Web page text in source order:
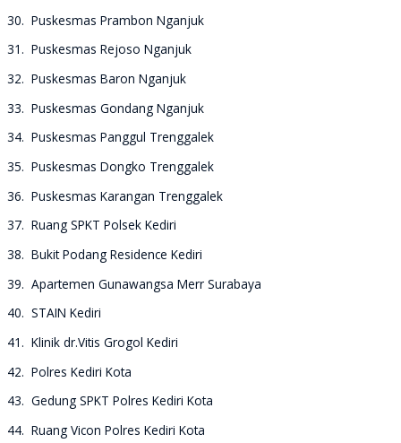
30. Puskesmas Prambon Nganjuk
31. Puskesmas Rejoso Nganjuk
32. Puskesmas Baron Nganjuk
33. Puskesmas Gondang Nganjuk
34. Puskesmas Panggul Trenggalek
35. Puskesmas Dongko Trenggalek
36. Puskesmas Karangan Trenggalek
37. Ruang SPKT Polsek Kediri
38. Bukit Podang Residence Kediri
39. Apartemen Gunawangsa Merr Surabaya
40. STAIN Kediri
41. Klinik dr.Vitis Grogol Kediri
42. Polres Kediri Kota
43. Gedung SPKT Polres Kediri Kota
44. Ruang Vicon Polres Kediri Kota